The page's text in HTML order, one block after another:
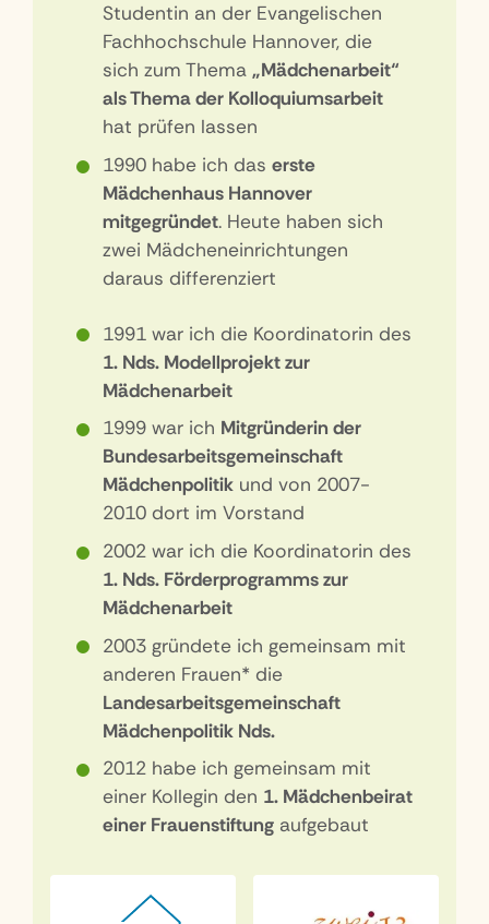
Studentin an der Evangelischen
Fachhochschule Hannover, die
sich zum Thema „Mädchenarbeit“
als Thema der Kolloquiumsarbeit
hat prüfen lassen
1990 habe ich das erste
Mädchenhaus Hannover
mitgegründet. Heute haben sich
zwei Mädcheneinrichtungen
daraus differenziert
1991 war ich die Koordinatorin des
1. Nds. Modellprojekt zur
Mädchenarbeit
1999 war ich Mitgründerin der
Bundesarbeitsgemeinschaft
Mädchenpolitik und von 2007-
2010 dort im Vorstand
2002 war ich die Koordinatorin des
1. Nds. Förderprogramms zur
Mädchenarbeit
2003 gründete ich gemeinsam mit
anderen Frauen* die
Landesarbeitsgemeinschaft
Mädchenpolitik Nds.
2012 habe ich gemeinsam mit
einer Kollegin den 1. Mädchenbeirat
einer Frauenstiftung aufgebaut